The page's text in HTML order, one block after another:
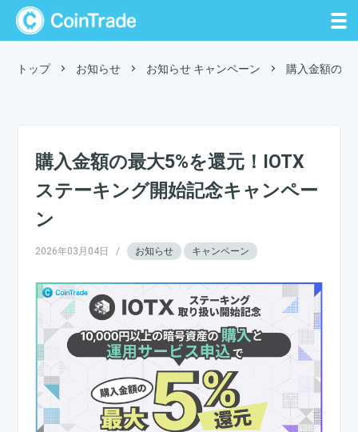
トップ お知らせ お知らせ キャンペーン 購入金額の最
購入金額の最大5%を還元！IOTX
ステーキング開始記念キャンペー
ン
2026年03月04日 / お知らせ キャンペーン